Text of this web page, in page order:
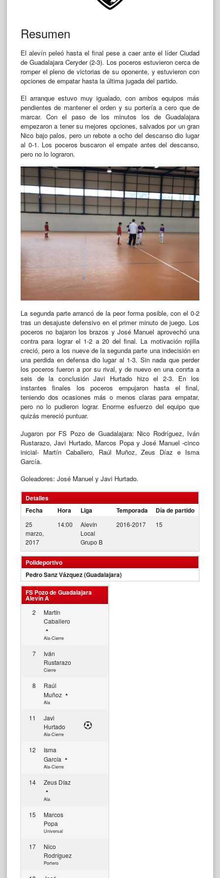
Resumen
El alevín peleó hasta el final pese a caer ante el líder Ciudad
de Guadalajara Ceryder (2-3). Los poceros estuvieron cerca de
romper el pleno de victorias de su oponente, y estuvieron con
opciones de empatar hasta la última jugada del partido.
El arranque estuvo muy igualado, con ambos equipos más
pendientes de mantener el orden y su portería a cero que de
marcar. Con el paso de los minutos los de Guadalajara
empezaron a tener su mejores opciones, salvados por un gran
Nico bajo palos, pero un rebote a ocho del descanso dio lugar
al 0-1. Los poceros buscaron el empate antes del descanso,
pero no lo lograron.
La segunda parte arrancó de la peor forma posible, con el 0-2
tras un desajuste defensivo en el primer minuto de juego. Los
poceros no bajaron los brazos y José Manuel aprovechó una
contra para lograr el 1-2 a 20 del final. La motivación rojilla
creció, pero a los nueve de la segunda parte una indecisión en
una perdida en defensa dio lugar al 1-3. Sin nada que perder
los poceros fueron a por su rival, y de nuevo en una conrta a
seis de la conclusión Javi Hurtado hizo el 2-3. En los
instantes finales los poceros empujaron hasta el final,
teniendo dos ocasiones más o menos claras para empatar,
pero no lo pudieron lograr. Enorme esfuerzo del equipo que
quizás mereció puntuar.
Jugaron por FS Pozo de Guadalajara: Nico Rodríguez, Iván
Rustarazo, Javi Hurtado, Marcos Popa y José Manuel -cinco
inicial- Martín Caballero, Raúl Muñoz, Zeus Díaz e Isma
García.
Goleadores: José Manuel y Javi Hurtado.
Detalles
Fecha
Hora Liga Temporada Día de partido
25
marzo,
2017
14:00
Alevín
Local
Grupo B
2016-2017 15
Polideportivo
Pedro Sanz Vázquez (Guadalajara)
FS Pozo de Guadalajara
Alevín A
2
Martín
Caballero
Ala-Cierre
7
Iván
Rustarazo
Cierre
8
Raúl
Muñoz
Ala
11
Javi
Hurtado
Ala-Cierre
12
Isma
García
Ala-Cierre
14 Zeus Díaz
Ala
15
Marcos
Popa
Universal
17
Nico
Rodríguez
Portero